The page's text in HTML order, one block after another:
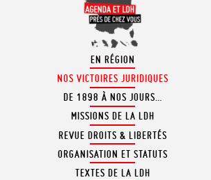
EN RÉGION
NOS VICTOIRES JURIDIQUES
DE 1898 À NOS JOURS…
MISSIONS DE LA LDH
REVUE DROITS & LIBERTÉS
ORGANISATION ET STATUTS
TEXTES DE LA LDH